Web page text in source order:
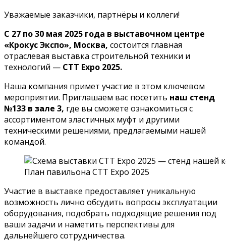
Уважаемые заказчики, партнёры и коллеги!
С 27 по 30 мая 2025 года в выставочном центре
«Крокус Экспо», Москва, состоится главная
отраслевая выставка строительной техники и
технологий — CTT Expo 2025.
Наша компания примет участие в этом ключевом
мероприятии. Приглашаем вас посетить наш стенд
№133 в зале 3, где вы сможете ознакомиться с
ассортиментом эластичных муфт и другими
техническими решениями, предлагаемыми нашей
командой.
План павильона CTT Expo 2025
Участие в выставке предоставляет уникальную
возможность лично обсудить вопросы эксплуатации
оборудования, подобрать подходящие решения под
ваши задачи и наметить перспективы для
дальнейшего сотрудничества.